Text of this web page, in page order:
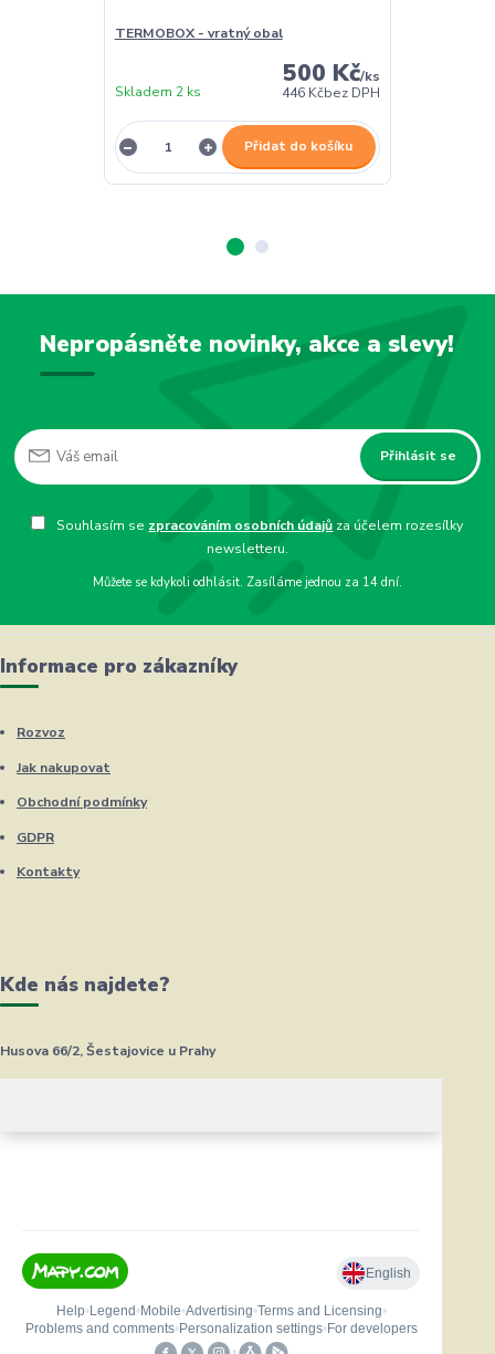
TERMOBOX - vratný obal
500 Kč/ks
446 Kčbez DPH
Skladem 2 ks
Přidat do košíku
Nepropásněte novinky, akce a slevy!
Přihlásit se
Souhlasím se zpracováním osobních údajů za účelem rozesílky
newsletteru.
Můžete se kdykoli odhlásit. Zasíláme jednou za 14 dní.
Informace pro zákazníky
Rozvoz
Jak nakupovat
Obchodní podmínky
GDPR
Kontakty
Kde nás najdete?
Husova 66/2, Šestajovice u Prahy